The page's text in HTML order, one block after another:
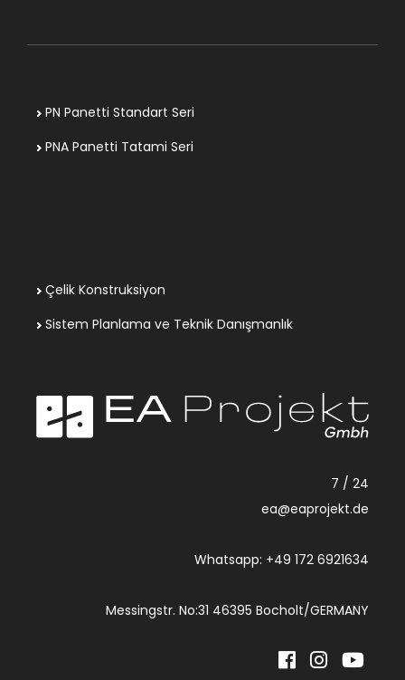
PN Panetti Standart Seri
PNA Panetti Tatami Seri
Çelik Konstruksiyon
Sistem Planlama ve Teknik Danışmanlık
7 / 24
ea@eaprojekt.de
Whatsapp: +49 172 6921634
Messingstr. No:31 46395 Bocholt/GERMANY